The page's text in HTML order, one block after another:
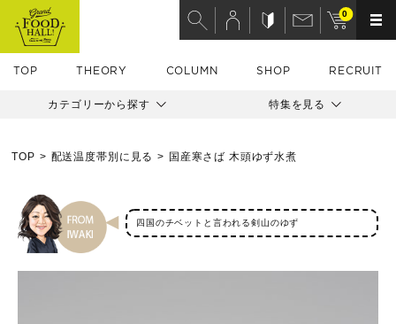
TOP THEORY COLUMN SHOP RECRUIT
0
カテゴリーから探す 特集を見る
TOP 配送温度帯別に見る 国産寒さば 木頭ゆず水煮
四国のチベットと言われる剣山のゆず